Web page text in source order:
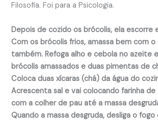
Filosofia. Foi para a Psicologia.
Depois de cozido os brócolis, ela escorre
Com os brócolis frios, amassa bem com
também. Refoga alho e cebola no azeite
brócolis amassados e duas pimentas de
Coloca duas xícaras (chá) da água do
Acrescenta sal e vai colocando farinha
com a colher de pau até a massa
Quando a massa desgruda, desliga o fogo